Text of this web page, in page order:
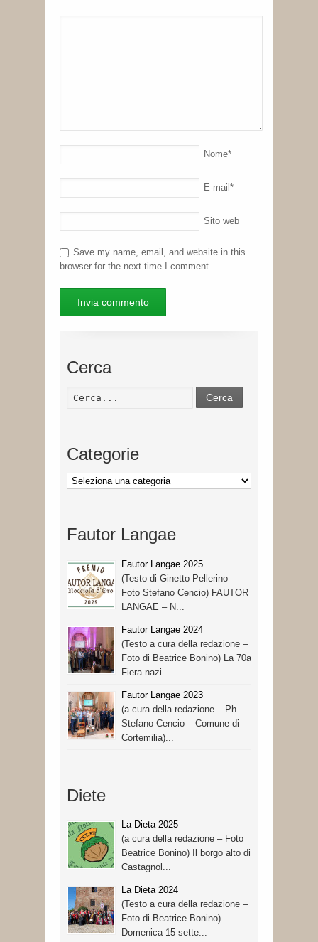
Nome*
E-mail *
Sito web
Save my name, email, and website in this
browser for the next time I comment.
Cerca
Cerca
Categorie
Categorie
Fautor Langae
Fautor Langae 2025
(Testo di Ginetto Pellerino –
Foto Stefano Cencio) FAUTOR
LANGAE – N...
Fautor Langae 2024
(Testo a cura della redazione –
Foto di Beatrice Bonino) La 70a
Fiera nazi...
Fautor Langae 2023
(a cura della redazione – Ph
Stefano Cencio – Comune di
Cortemilia)...
Diete
La Dieta 2025
(a cura della redazione – Foto
Beatrice Bonino) Il borgo alto di
Castagnol...
La Dieta 2024
(Testo a cura della redazione –
Foto di Beatrice Bonino)
Domenica 15 sette...